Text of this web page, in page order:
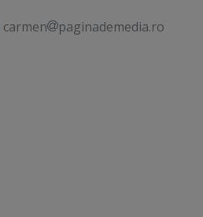
carmen paginademedia.ro